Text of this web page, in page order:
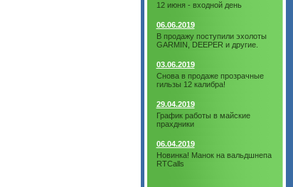
12 июня - входной день
06.06.2019
В продажу поступили эхолоты
GARMIN, DEEPER и другие.
03.06.2019
Снова в продаже прозрачные
гильзы 12 калибра!
29.04.2019
График работы в майские
прахдники
06.04.2019
Новинка! Манок на вальдшнепа
RTCalls